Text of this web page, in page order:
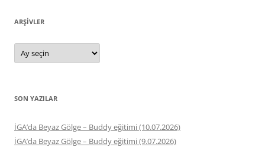
ARŞIVLER
Arşivler
SON YAZILAR
İGA’da Beyaz Gölge – Buddy eğitimi (10.07.2026)
İGA’da Beyaz Gölge – Buddy eğitimi (9.07.2026)